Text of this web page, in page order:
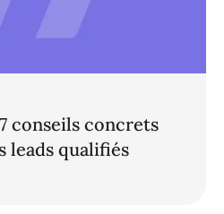
conseils concrets
leads qualifiés